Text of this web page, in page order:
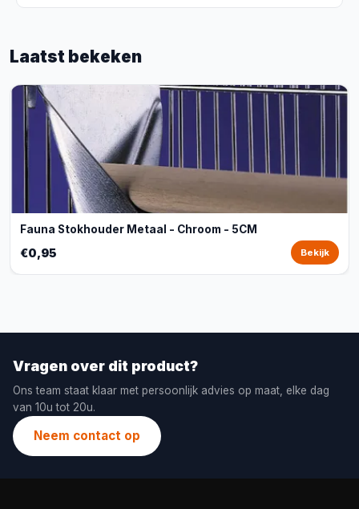
Laatst bekeken
Fauna Stokhouder Metaal - Chroom - 5CM
€0,95 Bekijk
Vragen over dit product?
Ons team staat klaar met persoonlijk advies op maat, elke dag
van 10u tot 20u.
Neem contact op